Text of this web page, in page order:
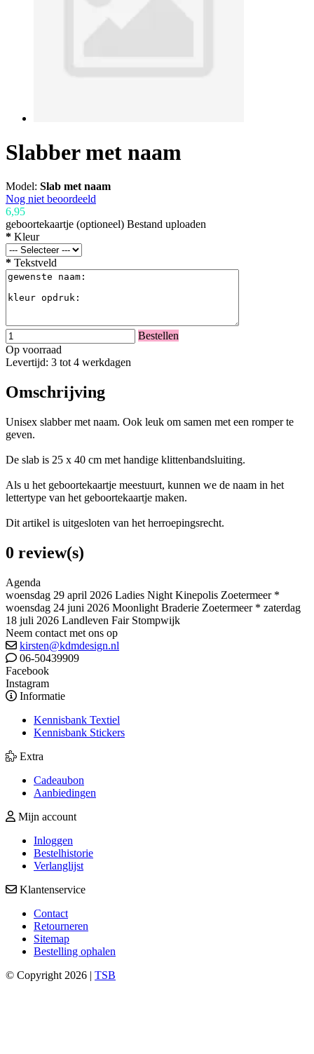
Slabber met naam
Model: Slab met naam
Nog niet beoordeeld
6,95
geboortekaartje (optioneel) Bestand uploaden
* Kleur
* Tekstveld
Bestellen
Op voorraad
Levertijd: 3 tot 4 werkdagen
Omschrijving
Unisex slabber met naam. Ook leuk om samen met een romper te
geven.
De slab is 25 x 40 cm met handige klittenbandsluiting.
Als u het geboortekaartje meestuurt, kunnen we de naam in het
lettertype van het geboortekaartje maken.
Dit artikel is uitgesloten van het herroepingsrecht.
0 review(s)
Agenda
woensdag 29 april 2026 Ladies Night Kinepolis Zoetermeer *
woensdag 24 juni 2026 Moonlight Braderie Zoetermeer * zaterdag
18 juli 2026 Landleven Fair Stompwijk
Neem contact met ons op
kirsten@kdmdesign.nl
06-50439909
Facebook
Instagram
Informatie
Kennisbank Textiel
Kennisbank Stickers
Extra
Cadeaubon
Aanbiedingen
Mijn account
Inloggen
Bestelhistorie
Verlanglijst
Klantenservice
Contact
Retourneren
Sitemap
Bestelling ophalen
© Copyright 2026 | TSB